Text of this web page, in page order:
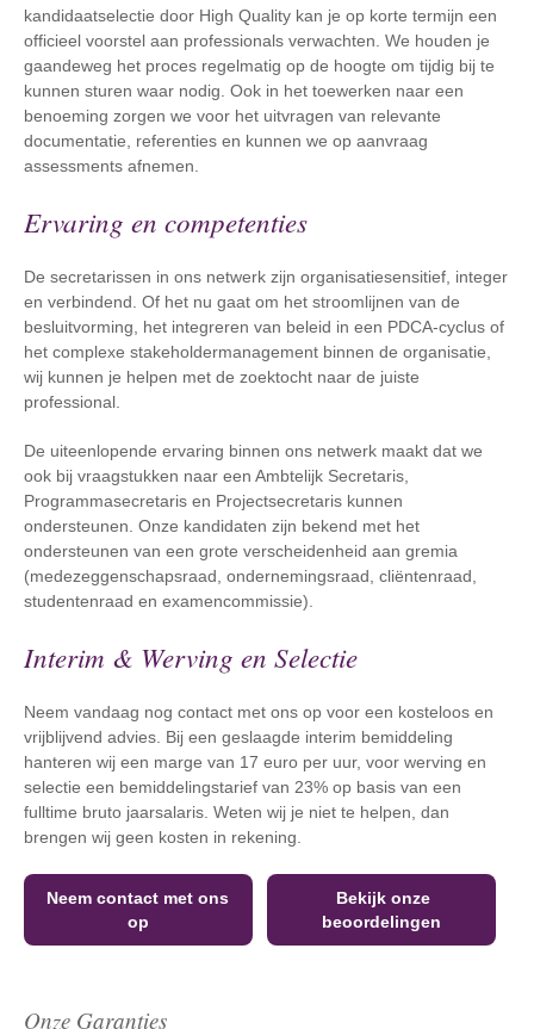
kandidaatselectie door High Quality kan je op korte termijn een
officieel voorstel aan professionals verwachten. We houden je
gaandeweg het proces regelmatig op de hoogte om tijdig bij te
kunnen sturen waar nodig. Ook in het toewerken naar een
benoeming zorgen we voor het uitvragen van relevante
documentatie, referenties en kunnen we op aanvraag
assessments afnemen.
Ervaring en competenties
De secretarissen in ons netwerk zijn organisatiesensitief, integer
en verbindend. Of het nu gaat om het stroomlijnen van de
besluitvorming, het integreren van beleid in een PDCA-cyclus of
het complexe stakeholdermanagement binnen de organisatie,
wij kunnen je helpen met de zoektocht naar de juiste
professional.
De uiteenlopende ervaring binnen ons netwerk maakt dat we
ook bij vraagstukken naar een Ambtelijk Secretaris,
Programmasecretaris en Projectsecretaris kunnen
ondersteunen. Onze kandidaten zijn bekend met het
ondersteunen van een grote verscheidenheid aan gremia
(medezeggenschapsraad, ondernemingsraad, cliëntenraad,
studentenraad en examencommissie).
Interim & Werving en Selectie
Neem vandaag nog contact met ons op voor een kosteloos en
vrijblijvend advies. Bij een geslaagde interim bemiddeling
hanteren wij een marge van 17 euro per uur, voor werving en
selectie een bemiddelingstarief van 23% op basis van een
fulltime bruto jaarsalaris. Weten wij je niet te helpen, dan
brengen wij geen kosten in rekening.
Neem contact met ons
op
Bekijk onze
beoordelingen
Onze Garanties